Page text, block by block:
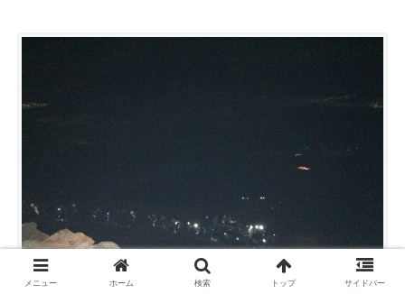
メニュー ホーム 検索 トップ サイドバー